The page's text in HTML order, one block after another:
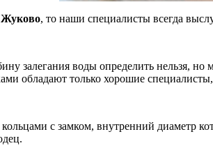
Жуково, то наши специалисты всегда
залегания воды определить нельзя,
обладают только хорошие
с замком, внутренний диаметр